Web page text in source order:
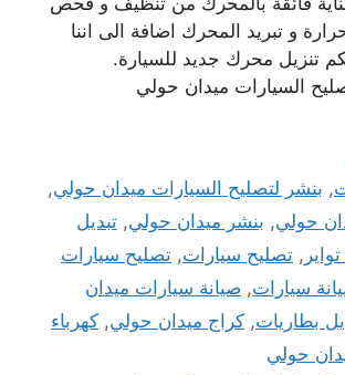
و تبريد المحرك اضافة الى اننا
تنزيل محرك جديد للسيارة.
السيارات ميدان حولي
, بنشر لتصليح السيارات ميدان حولي,
حولي, بنشر ميدان حولي, تبديل
, تصليح سيارات, تصليح سيارات
سيارات, صيانة سيارات ميدان
بطاريات, كراج ميدان حولي, كهرباء
حولي